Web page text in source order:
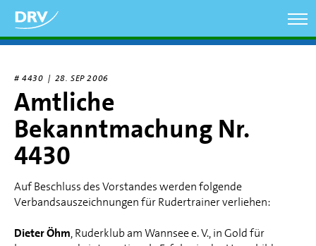
zum
Inhalt
# 4430 | 28. SEP 2006
Amtliche
Bekanntmachung Nr.
4430
Auf Beschluss des Vorstandes werden folgende
Verbandsauszeichnungen für Rudertrainer verliehen:
Dieter Öhm, Ruderklub am Wannsee e. V., in Gold für